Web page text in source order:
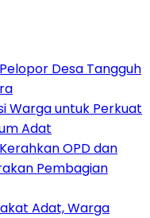
Desa Tangguh
Warga untuk Perkuat
Adat
OPD dan
Pembagian
Adat, Warga